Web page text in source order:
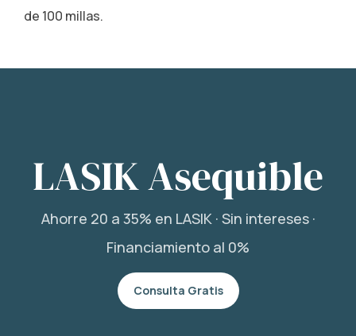
de 100 millas.
LASIK Asequible
Ahorre 20 a 35% en LASIK · Sin intereses ·
Financiamiento al 0%
Consulta Gratis